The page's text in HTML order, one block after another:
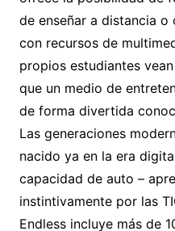
de enseñar a distancia o
con recursos de
propios estudiantes
que un medio de
de forma divertida
Las generaciones
nacido ya en la era
capacidad de auto –
instintivamente por las
Endless incluye más de